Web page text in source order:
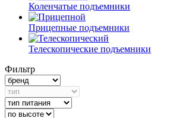
Коленчатые подъемники
Прицепные подъемники
Телескопические подъемники
Фильтр